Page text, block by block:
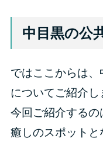
中目黒の公
ではここからは
についてご紹介し
今回ご紹介するの
癒しのスポットと